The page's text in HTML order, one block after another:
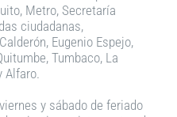
Metro, Secretaría
ciudadanas,
Eugenio Espejo,
Tumbaco, La
Alfaro.
y sábado de feriado